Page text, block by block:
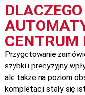
CENTRUM
Przygotowanie
szybki i precyzyjny
ale także na poziom
kompletacji stały się